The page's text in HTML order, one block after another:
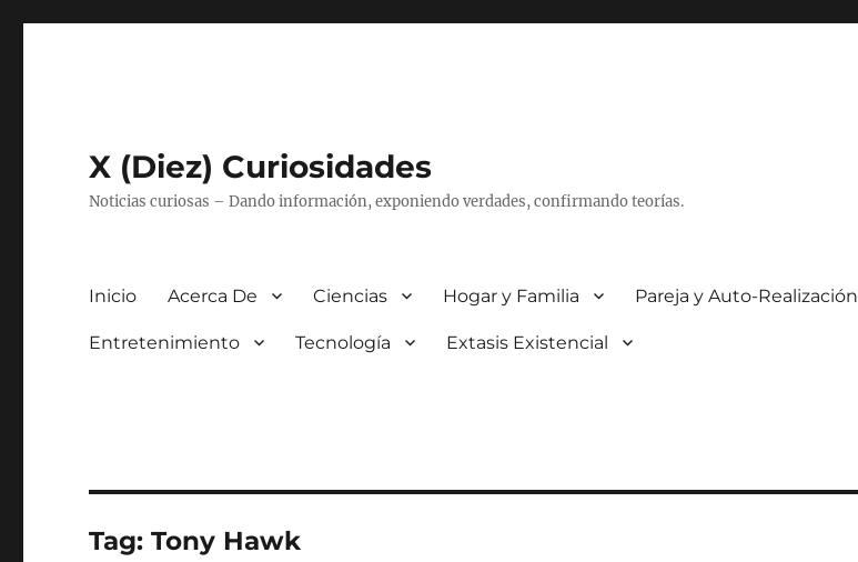
X (Diez) Curiosidades
Noticias curiosas – Dando información, exponiendo verdades, confirmando teorías.
Inicio Acerca De Ciencias Hogar y Familia Pareja y Auto-Realización
Entretenimiento Tecnología Extasis Existencial
Tag:Tony Hawk